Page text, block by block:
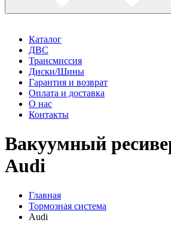
Каталог
ДВС
Трансмиссия
Диски/Шины
Гарантия и возврат
Оплата и доставка
О нас
Контакты
Вакуумный
Audi
Главная
Тормозная система
Audi